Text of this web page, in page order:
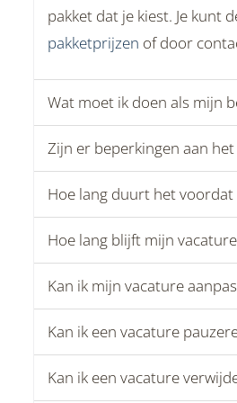
pakket dat je kiest. Je kunt
pakketprijzen of door
Wat moet ik doen als mijn
Zijn er beperkingen aan
Hoe lang duurt het
Hoe lang blijft mijn
Kan ik mijn vacature
Kan ik een vacature
Kan ik een vacature